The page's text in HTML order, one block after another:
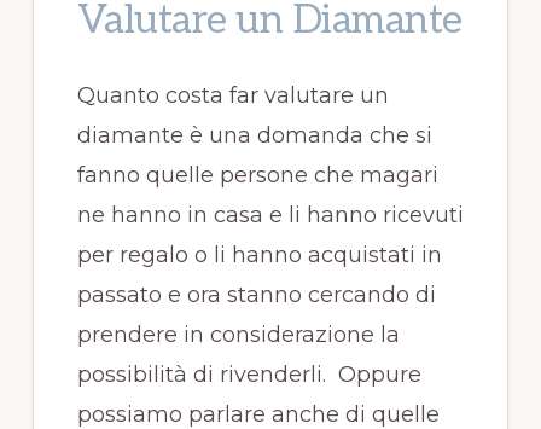
Valutare un Diamante
Quanto costa far valutare un
diamante è una domanda che si
fanno quelle persone che magari
ne hanno in casa e li hanno ricevuti
per regalo o li hanno acquistati in
passato e ora stanno cercando di
prendere in considerazione la
possibilità di rivenderli. Oppure
possiamo parlare anche di quelle